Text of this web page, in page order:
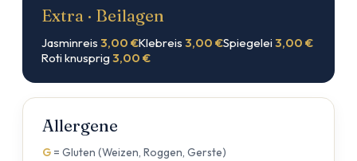
Extra · Beilagen
Jasminreis 3,00 €Klebreis 3,00 €Spiegelei 3,00 €
Roti knusprig 3,00 €
Allergene
G = Gluten (Weizen, Roggen, Gerste)